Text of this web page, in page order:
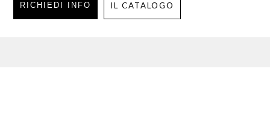
RICHIEDI INFO IL CATALOGO